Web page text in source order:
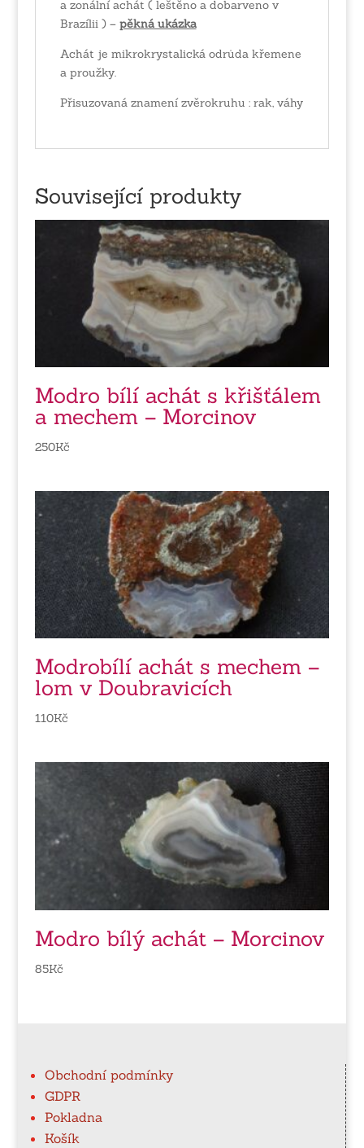
a zonální achát ( leštěno a dobarveno v
Brazílii ) – pěkná ukázka
Achát je mikrokrystalická odrůda křemene
a proužky.
Přisuzovaná znamení zvěrokruhu : rak, váhy
Související produkty
Modro bílí achát s křišťálem
a mechem – Morcinov
250Kč
Modrobílí achát s mechem –
lom v Doubravicích
110Kč
Modro bílý achát – Morcinov
85Kč
Obchodní podmínky
GDPR
Pokladna
Košík